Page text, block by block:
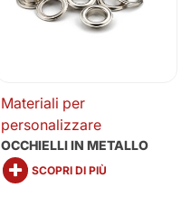
Materiali per
personalizzare
OCCHIELLI IN METALLO
SCOPRI DI PIÙ